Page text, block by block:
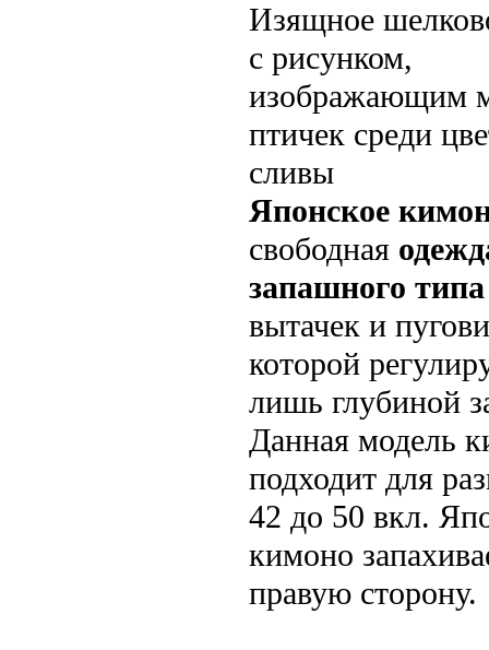
Изящное
с рисунком,
изображающим
птичек среди
сливы
Японское
свободная
запашного
вытачек и
которой
лишь глубиной
Данная модель
подходит для
42 до 50 вкл.
кимоно
правую сторону.